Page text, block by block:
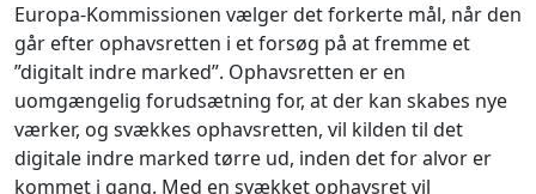
Europa-Kommissionen vælger det forkerte mål, når den
går efter ophavsretten i et forsøg på at fremme et
”digitalt indre marked”. Ophavsretten er en
uomgængelig forudsætning for, at der kan skabes nye
værker, og svækkes ophavsretten, vil kilden til det
digitale indre marked tørre ud, inden det for alvor er
kommet i gang. Med en svækket ophavsret vil